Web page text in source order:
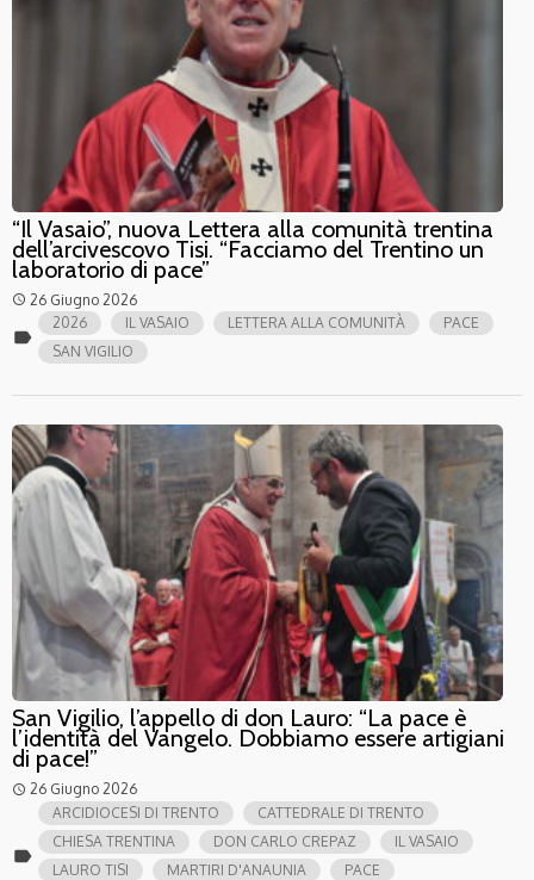
“Il Vasaio”, nuova Lettera alla comunità trentina
dell’arcivescovo Tisi. “Facciamo del Trentino un
laboratorio di pace”
access_time 26 Giugno 2026
label
2026 IL VASAIO LETTERA ALLA COMUNITÀ
PACE
SAN VIGILIO
San Vigilio, l’appello di don Lauro: “La pace è
l’identità del Vangelo. Dobbiamo essere artigiani
di pace!”
access_time 26 Giugno 2026
label
ARCIDIOCESI DI TRENTO
CATTEDRALE DI TRENTO
CHIESA TRENTINA
DON CARLO CREPAZ
IL VASAIO
LAURO TISI
MARTIRI D'ANAUNIA
PACE